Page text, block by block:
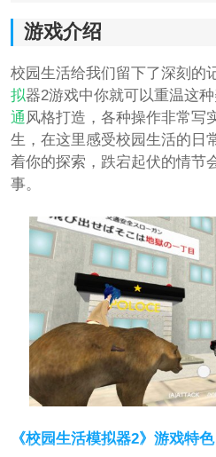
游戏介绍
校园生活给我们留下了深刻的
拟器2游戏中你就可以重温这
通 风格打造，各种操作非常写
生，在这里感受校园生活的日
着你的探索，跌宕起伏的情节
事。
《校园生活模拟器2》游戏特色